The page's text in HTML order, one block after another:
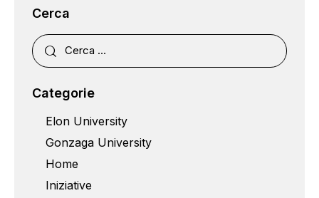
Cerca
Categorie
Elon University
Gonzaga University
Home
Iniziative